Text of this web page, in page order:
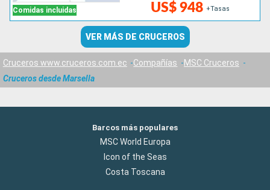
Comidas incluidas US$ 948 +Tasas
VER MÁS DE CRUCEROS
Cruceros www.cruceros.com.ec Compañías
MSC Cruceros
Cruceros desde Marsella
Barcos más populares
MSC World Europa
Icon of the Seas
Costa Toscana